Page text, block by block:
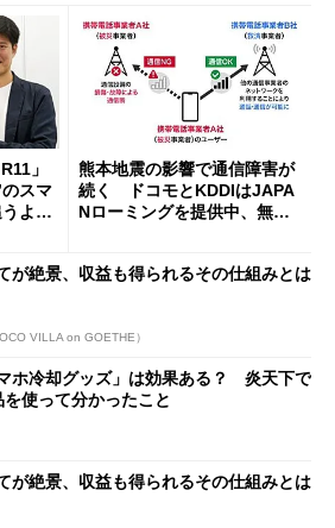
」
スマ
より
熊本地震の影響で通信障害が
続く ドコモとKDDIはJAPA
Nローミングを提供中、無料
が絶景、収益も得られるその仕組みとは
VILLA on GOETHE）
マホ冷却グッズ」は効果ある？ 炎天下で
を使って分かったこと
が絶景、収益も得られるその仕組みとは